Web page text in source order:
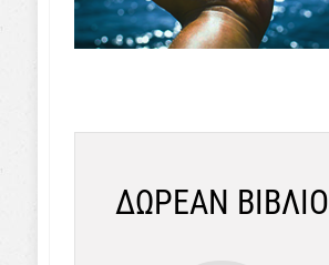
ΔΩΡΕΑΝ ΒΙΒΛΙΟ